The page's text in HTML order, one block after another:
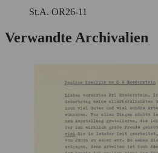
St.A. OR26-11
Verwandte Archivalien